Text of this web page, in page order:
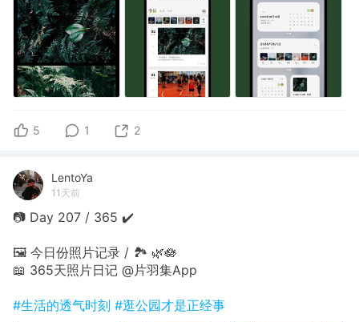
5 1 2
LentoYa
11天前
📷 Day 207 / 365 ✔️
🖼 今日份照片记录 / 🏞 🌿🪷
📖 365天照片日记 @片羽集App
#生活的透气时刻 #逛公园才是正经事